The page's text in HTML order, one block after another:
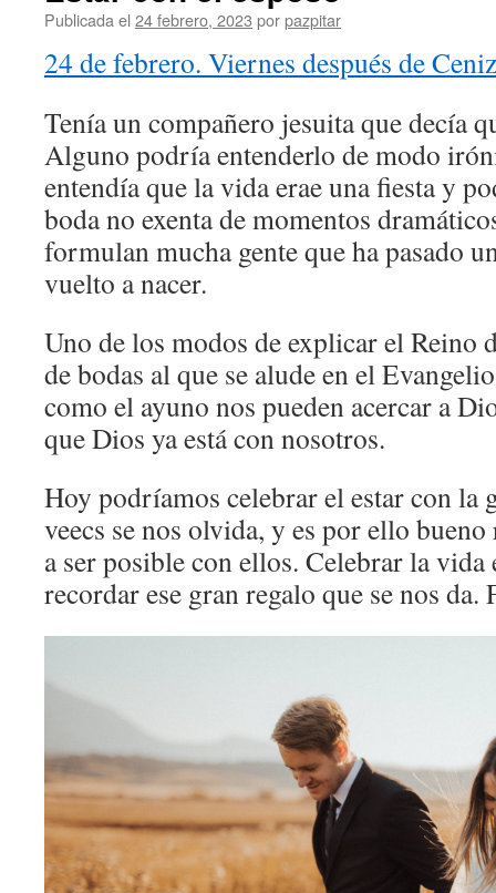
Publicada el 24 febrero, 2023 porpazpitar
24 de febrero. Viernes después de
Tenía un compañero jesuita que decía
Alguno podría entenderlo de modo
entendía que la vida erae una fiesta y
boda no exenta de momentos
formulan mucha gente que ha pasado
vuelto a nacer.
Uno de los modos de explicar el Reino
de bodas al que se alude en el
como el ayuno nos pueden acercar a
que Dios ya está con nosotros.
Hoy podríamos celebrar el estar con la
veecs se nos olvida, y es por ello
a ser posible con ellos. Celebrar la vida
recordar ese gran regalo que se nos da.